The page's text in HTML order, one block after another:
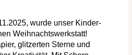
wurde unser Kinder-
Weihnachtswerkstatt!
glitzerten Sterne und